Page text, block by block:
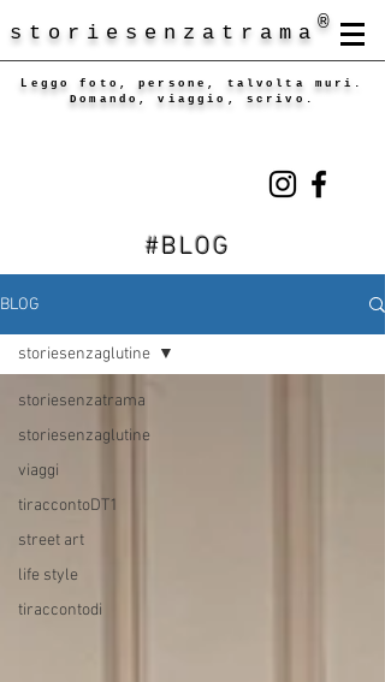
storiesenzatrama ®
Leggo foto, persone, talvolta muri.
Domando, viaggio, scrivo.
#BLOG
BLOG
storiesenzatrama
storiesenzaglutine
viaggi
tiraccontoDT1
street art
life style
tiraccontodi
storiesenzaglutine